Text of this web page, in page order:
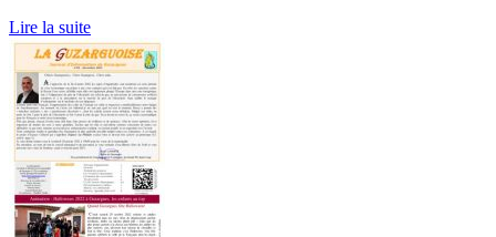
Lire la suite